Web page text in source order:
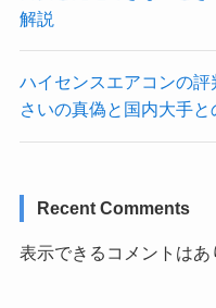
解説
ハイセンスエアコンの
さいの真偽と国内大手
Recent Comments
表示できるコメントはあ